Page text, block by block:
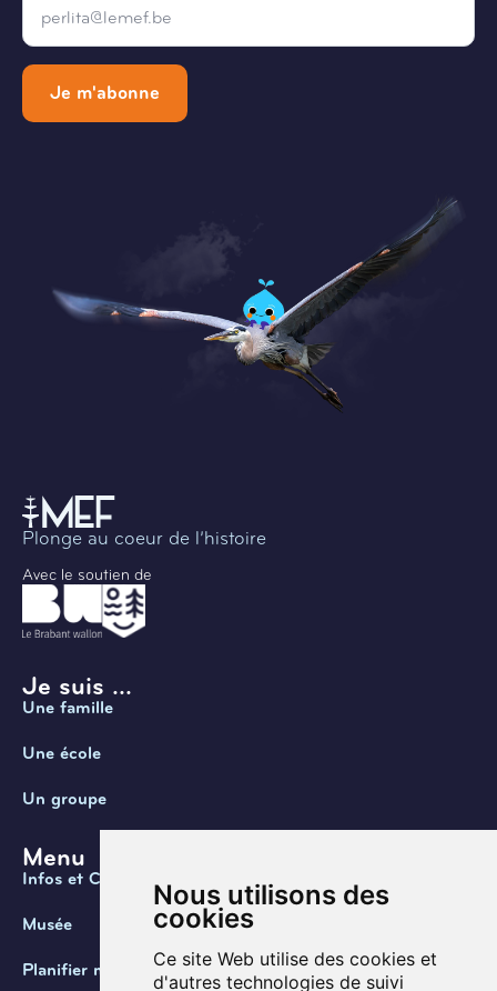
Nous utilisons des
cookies
Ce site Web utilise des cookies et
d'autres technologies de suivi
Je m'abonne
Plonge au coeur de l’histoire
Avec le soutien de
Je suis ...
Une famille
Une école
Un groupe
Menu
Infos et Contact
Musée
Planifier ma visite